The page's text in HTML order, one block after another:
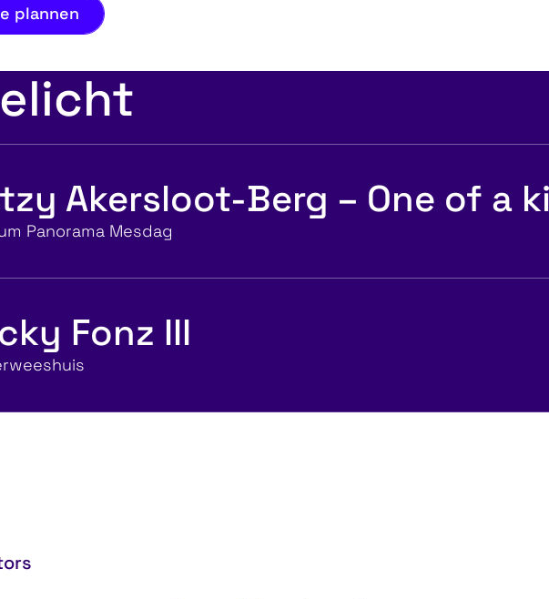
plannen
voor
Akersloot-Berg – One of a
Panorama Mesdag
voor
Fonz III